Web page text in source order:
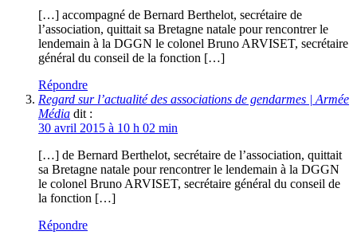
[…] accompagné de Bernard Berthelot, secrétaire de
l’association, quittait sa Bretagne natale pour rencontrer le
lendemain à la DGGN le colonel Bruno ARVISET, secrétaire
général du conseil de la fonction […]
Répondre
Regard sur l’actualité des associations de gendarmes | Armée
Média dit :
30 avril 2015 à 10 h 02 min
[…] de Bernard Berthelot, secrétaire de l’association, quittait
sa Bretagne natale pour rencontrer le lendemain à la DGGN
le colonel Bruno ARVISET, secrétaire général du conseil de
la fonction […]
Répondre